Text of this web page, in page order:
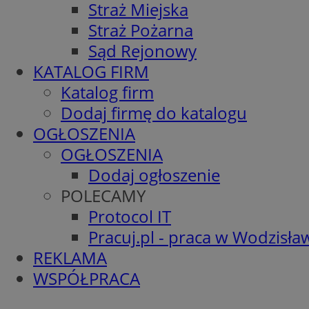
Straż Miejska
Straż Pożarna
Sąd Rejonowy
KATALOG FIRM
Katalog firm
Dodaj firmę do katalogu
OGŁOSZENIA
OGŁOSZENIA
Dodaj ogłoszenie
POLECAMY
Protocol IT
Pracuj.pl - praca w
REKLAMA
WSPÓŁPRACA